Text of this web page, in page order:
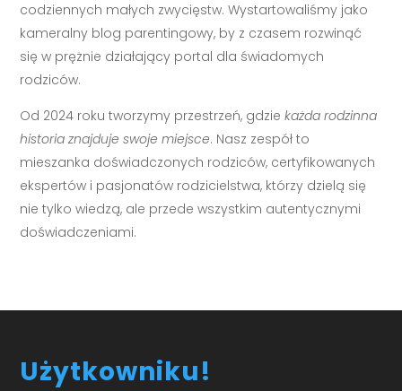
codziennych małych zwycięstw. Wystartowaliśmy jako
kameralny blog parentingowy, by z czasem rozwinąć
się w prężnie działający portal dla świadomych
rodziców.
Od 2024 roku tworzymy przestrzeń, gdziekażda rodzinna
historia znajduje swoje miejsce. Nasz zespół to
mieszanka doświadczonych rodziców, certyfikowanych
ekspertów i pasjonatów rodzicielstwa, którzy dzielą się
nie tylko wiedzą, ale przede wszystkim autentycznymi
doświadczeniami.
Użytkowniku!